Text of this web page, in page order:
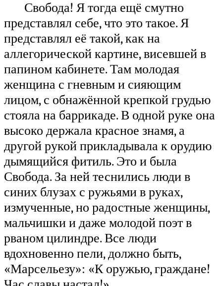
Свобода! Я тогда ещё смутно
представлял себе, что это такое. Я
представлял её такой, как на
аллегорической картине, висевшей в
папином кабинете. Там молодая
женщина с гневным и сияющим
лицом, с обнажённой крепкой грудью
стояла на баррикаде. В одной руке она
высоко держала красное знамя, а
другой рукой прикладывала к орудию
дымящийся фитиль. Это и была
Свобода. За ней теснились люди в
синих блузах с ружьями в руках,
измученные, но радостные женщины,
мальчишки и даже молодой поэт в
рваном цилиндре. Все люди
вдохновенно пели, должно быть,
«Марсельезу»: «К оружью, граждане!